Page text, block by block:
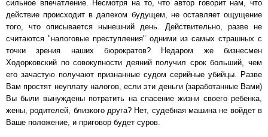
сильное впечатление. Несмотря на то, что автор говорит нам, что
действие происходит в далеком будущем, не оставляет ощущение
того, что описывается нынешний день. Действительно, разве не
считаются "налоговые преступления" одними из самых страшных с
точки зрения наших бюрократов? Недаром же бизнесмен
Ходорковский по совокупности деяний получил срок больший, чем
его зачастую получают признанные судом серийные убийцы. Разве
Вам простят неуплату налогов, если эти деньги (заработанные Вами)
Вы были вынуждены потратить на спасение жизни своего ребенка,
жены, родителей, близкого друга? Нет, судебная машина не войдет в
Ваше положение, и приговор будет суров.